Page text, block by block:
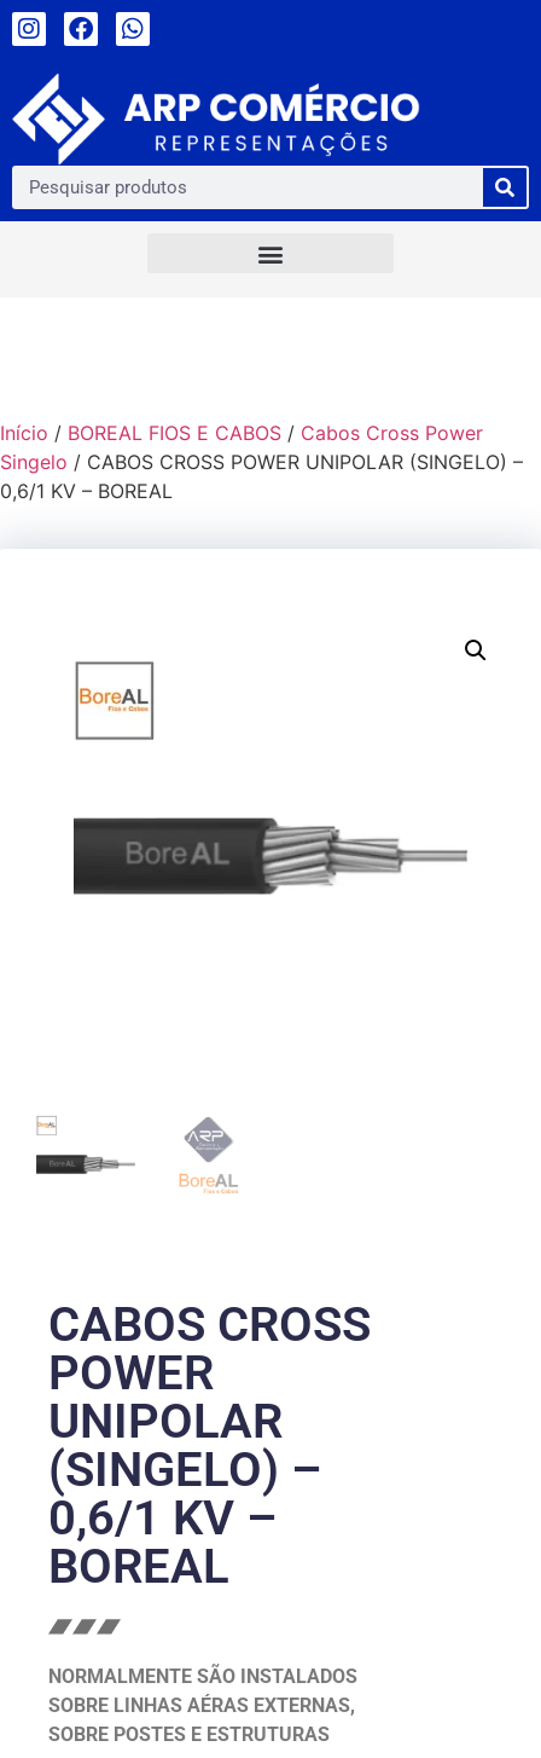
Início / BOREAL FIOS E CABOS / Cabos Cross Power
Singelo / CABOS CROSS POWER UNIPOLAR (SINGELO) –
0,6/1 KV – BOREAL
CABOS CROSS
POWER
UNIPOLAR
(SINGELO) –
0,6/1 KV –
BOREAL
NORMALMENTE SÃO INSTALADOS
SOBRE LINHAS AÉRAS EXTERNAS,
SOBRE POSTES E ESTRUTURAS